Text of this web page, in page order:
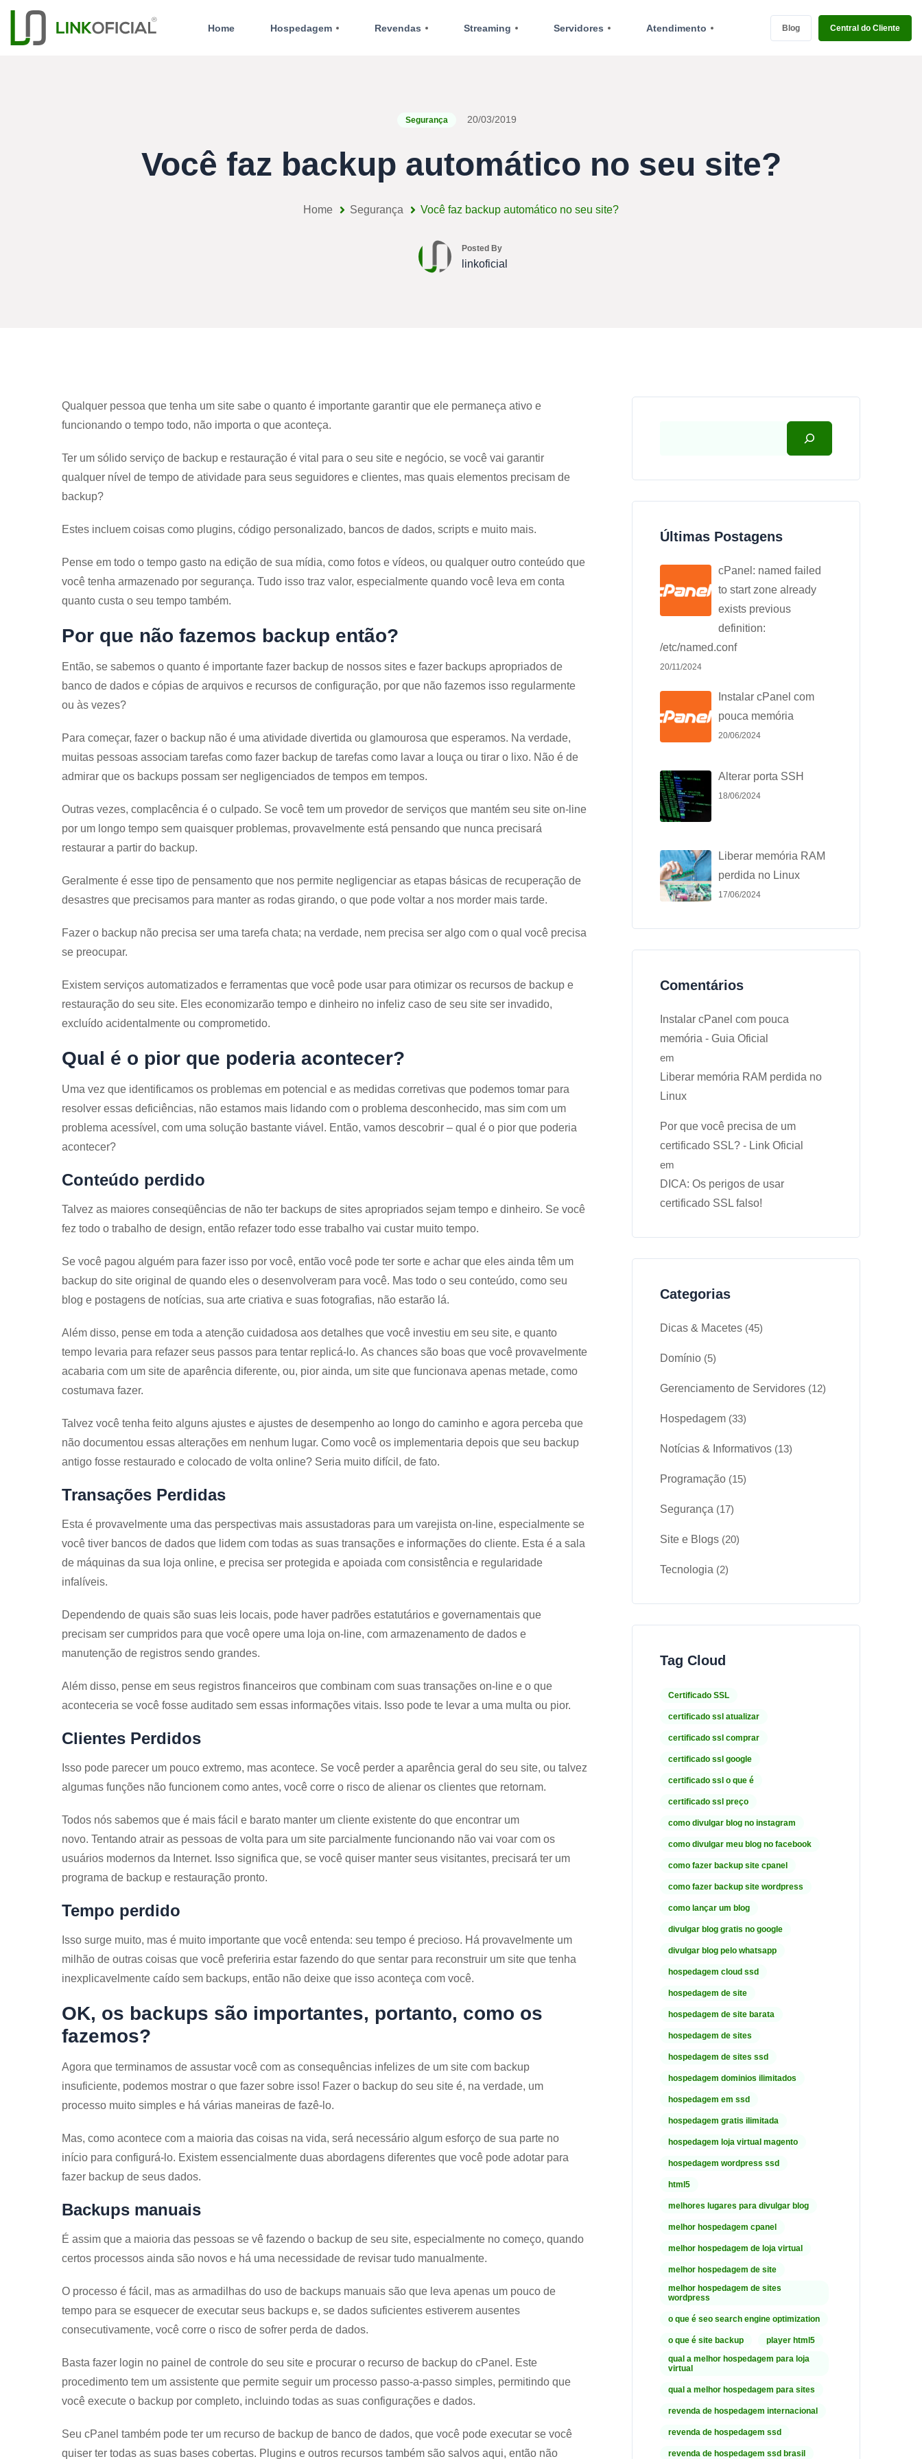
Home Hospedagem Revendas Streaming Servidores Atendimento Blog Central do Cliente
Segurança 20/03/2019
Você faz backup automático no seu site?
Home Segurança Você faz backup automático no seu site?
Posted By
linkoficial
Qualquer pessoa que tenha um site sabe o quanto é importante garantir que ele permaneça ativo e
funcionando o tempo todo, não importa o que aconteça.
Ter um sólido serviço de backup e restauração é vital para o seu site e negócio, se você vai garantir
qualquer nível de tempo de atividade para seus seguidores e clientes, mas quais elementos precisam de
backup?
Estes incluem coisas como plugins, código personalizado, bancos de dados, scripts e muito mais.
Pense em todo o tempo gasto na edição de sua mídia, como fotos e vídeos, ou qualquer outro conteúdo que
você tenha armazenado por segurança. Tudo isso traz valor, especialmente quando você leva em conta
quanto custa o seu tempo também.
Por que não fazemos backup então?
Então, se sabemos o quanto é importante fazer backup de nossos sites e fazer backups apropriados de
banco de dados e cópias de arquivos e recursos de configuração, por que não fazemos isso regularmente
ou às vezes?
Para começar, fazer o backup não é uma atividade divertida ou glamourosa que esperamos. Na verdade,
muitas pessoas associam tarefas como fazer backup de tarefas como lavar a louça ou tirar o lixo. Não é de
admirar que os backups possam ser negligenciados de tempos em tempos.
Outras vezes, complacência é o culpado. Se você tem um provedor de serviços que mantém seu site on-line
por um longo tempo sem quaisquer problemas, provavelmente está pensando que nunca precisará
restaurar a partir do backup.
Geralmente é esse tipo de pensamento que nos permite negligenciar as etapas básicas de recuperação de
desastres que precisamos para manter as rodas girando, o que pode voltar a nos morder mais tarde.
Fazer o backup não precisa ser uma tarefa chata; na verdade, nem precisa ser algo com o qual você precisa
se preocupar.
Existem serviços automatizados e ferramentas que você pode usar para otimizar os recursos de backup e
restauração do seu site. Eles economizarão tempo e dinheiro no infeliz caso de seu site ser invadido,
excluído acidentalmente ou comprometido.
Qual é o pior que poderia acontecer?
Uma vez que identificamos os problemas em potencial e as medidas corretivas que podemos tomar para
resolver essas deficiências, não estamos mais lidando com o problema desconhecido, mas sim com um
problema acessível, com uma solução bastante viável. Então, vamos descobrir – qual é o pior que poderia
acontecer?
Conteúdo perdido
Talvez as maiores conseqüências de não ter backups de sites apropriados sejam tempo e dinheiro. Se você
fez todo o trabalho de design, então refazer todo esse trabalho vai custar muito tempo.
Se você pagou alguém para fazer isso por você, então você pode ter sorte e achar que eles ainda têm um
backup do site original de quando eles o desenvolveram para você. Mas todo o seu conteúdo, como seu
blog e postagens de notícias, sua arte criativa e suas fotografias, não estarão lá.
Além disso, pense em toda a atenção cuidadosa aos detalhes que você investiu em seu site, e quanto
tempo levaria para refazer seus passos para tentar replicá-lo. As chances são boas que você provavelmente
acabaria com um site de aparência diferente, ou, pior ainda, um site que funcionava apenas metade, como
costumava fazer.
Talvez você tenha feito alguns ajustes e ajustes de desempenho ao longo do caminho e agora perceba que
não documentou essas alterações em nenhum lugar. Como você os implementaria depois que seu backup
antigo fosse restaurado e colocado de volta online? Seria muito difícil, de fato.
Transações Perdidas
Esta é provavelmente uma das perspectivas mais assustadoras para um varejista on-line, especialmente se
você tiver bancos de dados que lidem com todas as suas transações e informações do cliente. Esta é a sala
de máquinas da sua loja online, e precisa ser protegida e apoiada com consistência e regularidade
infalíveis.
Dependendo de quais são suas leis locais, pode haver padrões estatutários e governamentais que
precisam ser cumpridos para que você opere uma loja on-line, com armazenamento de dados e
manutenção de registros sendo grandes.
Além disso, pense em seus registros financeiros que combinam com suas transações on-line e o que
aconteceria se você fosse auditado sem essas informações vitais. Isso pode te levar a uma multa ou pior.
Clientes Perdidos
Isso pode parecer um pouco extremo, mas acontece. Se você perder a aparência geral do seu site, ou talvez
algumas funções não funcionem como antes, você corre o risco de alienar os clientes que retornam.
Todos nós sabemos que é mais fácil e barato manter um cliente existente do que encontrar um
novo. Tentando atrair as pessoas de volta para um site parcialmente funcionando não vai voar com os
usuários modernos da Internet. Isso significa que, se você quiser manter seus visitantes, precisará ter um
programa de backup e restauração pronto.
Tempo perdido
Isso surge muito, mas é muito importante que você entenda: seu tempo é precioso. Há provavelmente um
milhão de outras coisas que você preferiria estar fazendo do que sentar para reconstruir um site que tenha
inexplicavelmente caído sem backups, então não deixe que isso aconteça com você.
OK, os backups são importantes, portanto, como os
fazemos?
Agora que terminamos de assustar você com as consequências infelizes de um site com backup
insuficiente, podemos mostrar o que fazer sobre isso! Fazer o backup do seu site é, na verdade, um
processo muito simples e há várias maneiras de fazê-lo.
Mas, como acontece com a maioria das coisas na vida, será necessário algum esforço de sua parte no
início para configurá-lo. Existem essencialmente duas abordagens diferentes que você pode adotar para
fazer backup de seus dados.
Backups manuais
É assim que a maioria das pessoas se vê fazendo o backup de seu site, especialmente no começo, quando
certos processos ainda são novos e há uma necessidade de revisar tudo manualmente.
O processo é fácil, mas as armadilhas do uso de backups manuais são que leva apenas um pouco de
tempo para se esquecer de executar seus backups e, se dados suficientes estiverem ausentes
consecutivamente, você corre o risco de sofrer perda de dados.
Basta fazer login no painel de controle do seu site e procurar o recurso de backup do cPanel. Este
procedimento tem um assistente que permite seguir um processo passo-a-passo simples, permitindo que
você execute o backup por completo, incluindo todas as suas configurações e dados.
Seu cPanel também pode ter um recurso de backup de banco de dados, que você pode executar se você
quiser ter todas as suas bases cobertas. Plugins e outros recursos também são salvos aqui, então não
Últimas Postagens
cPanel: named failed
to start zone already
exists previous
definition:
/etc/named.conf
20/11/2024
Instalar cPanel com
pouca memória
20/06/2024
Alterar porta SSH
18/06/2024
Liberar memória RAM
perdida no Linux
17/06/2024
Comentários
Instalar cPanel com pouca
memória - Guia Oficial
em
Liberar memória RAM perdida no
Linux
Por que você precisa de um
certificado SSL? - Link Oficial
em
DICA: Os perigos de usar
certificado SSL falso!
Categorias
Dicas & Macetes (45)
Domínio (5)
Gerenciamento de Servidores (12)
Hospedagem (33)
Notícias & Informativos (13)
Programação (15)
Segurança (17)
Site e Blogs (20)
Tecnologia (2)
Tag Cloud
Certificado SSL
certificado ssl atualizar
certificado ssl comprar
certificado ssl google
certificado ssl o que é
certificado ssl preço
como divulgar blog no instagram
como divulgar meu blog no facebook
como fazer backup site cpanel
como fazer backup site wordpress
como lançar um blog
divulgar blog gratis no google
divulgar blog pelo whatsapp
hospedagem cloud ssd
hospedagem de site
hospedagem de site barata
hospedagem de sites
hospedagem de sites ssd
hospedagem dominios ilimitados
hospedagem em ssd
hospedagem gratis ilimitada
hospedagem loja virtual magento
hospedagem wordpress ssd
html5
melhores lugares para divulgar blog
melhor hospedagem cpanel
melhor hospedagem de loja virtual
melhor hospedagem de site
melhor hospedagem de sites
wordpress
o que é seo search engine optimization
o que é site backup
player html5
qual a melhor hospedagem para loja
virtual
qual a melhor hospedagem para sites
revenda de hospedagem internacional
revenda de hospedagem ssd
revenda de hospedagem ssd brasil